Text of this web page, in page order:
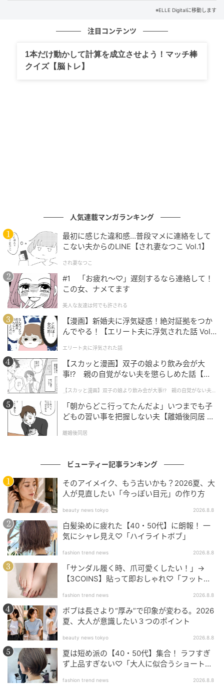
らい下準備が大切だ。自宅でこのスタイルを作る場合
は、まず手をぬるま湯に浸した後、甘皮を優しく押し
上げ、キューティクルオイルを1滴塗り、周囲の皮膚に
うるおいを与える。仕上げに、爪を一方向にヤスリで
削り、ソフトな丸い形に整える。ヤスリは往復させる
と着飾っていながらもナチュラルなルックを演出しま
す」
さらにカルニナは、「手を引き立て、手とケンカしな
いような色」を選ぶことを推奨し、透け感のあるピン
クやヌードカラー、ミルキーホワイト、クラシックな
フレンチネイルなどを挙げている。「ネイルアートを
加える場合は、控えめに。マイクロフレンチ、繊細な
パール仕上げ、時折べっ甲柄のアクセントを加える程
度がおすすめです」
また爪のシルエットにもしっかりルールが。「指を優
雅に長く見せるには、短めから中くらいのアーモンド
型、あるいは定番のスクエア型やスクオーバル型（角
が丸い四角い爪の形）を目指して。長さは機能的で控
えめな長さにとどめてください」
カルニナによると、この春は透け感のあるネイルや、
より細く洗練されたホワイトラインのマイクロフレン
チ、ソフトピンクが主流になるほか、新たな“リップグ
ロスネイル”のトレンドも登場するとか。これらの新し
いトレンドに共通しているもの、それは爪の健康への
配慮と、いっそうソフトな世界観やムードだ。
元記事で読む
次の記事
透明感アップ目的なら、スキンケアはずばり
コレ！ 2026新作スキンケア厳選19
の記事をもっとみる
※ELLE Digitalに移動します
注目コンテンツ
1本だけ動かして計算を成立させよう！マッチ棒
クイズ【脳トレ】
人気連載マンガランキング
最初に感じた違和感…普段マメに連絡をして
こない夫からのLINE【され妻なつこ Vol.1】
され妻なつこ
#1 「お疲れ〜♡」遅刻するなら連絡して！
この女、ナメてます
美人な友達は何でも許される
【漫画】新婚夫に浮気疑惑！絶対証拠をつか
んでやる！【エリート夫に浮気された話 Vol.
エリート夫に浮気された話
【スカッと漫画】双子の娘より飲み会が大
事!? 親の自覚がない夫を懲らしめた話【第1
【スカッと漫画】双子の娘より飲み会が大事!? 親の自覚がない夫を
懲らしめた話
「朝からどこ行ってたんだよ」いつまでも子
どもの習い事を把握しない夫【離婚後同居 Vo
離婚後同居
ビューティー記事ランキング
そのアイメイク、もう古いかも？2026夏、大
人が見直したい「今っぽい目元」の作り方
beauty news tokyo 2026.8.8
白髪染めに疲れた【40・50代】に朗報！ 一
気にシャレ見え♡「ハイライトボブ」
fashion trend news 2026.8.8
「サンダル履く時、爪可愛くしたい！」→
【3COINS】貼って即おしゃれ♡「フット用
fashion trend news 2026.8.8
ボブは長さより“厚み”で印象が変わる。2026
夏、大人が意識したい３つのポイント
beauty news tokyo 2026.8.8
夏は短め派の【40・50代】集合！ ラフすぎ
ず上品すぎない♡「大人に似合うショートボ
fashion trend news 2026.8.8